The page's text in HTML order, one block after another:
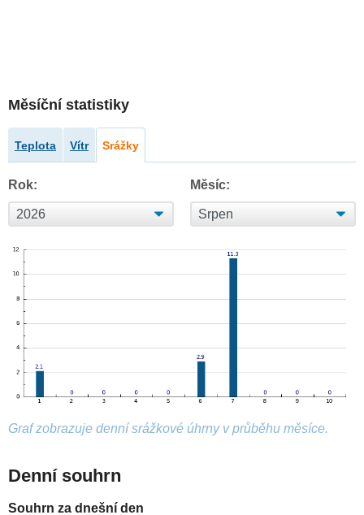
Měsíční statistiky
Teplota Vítr Srážky
Rok: Měsíc:
Graf zobrazuje denní srážkové úhrny v průběhu měsíce.
Denní souhrn
Souhrn za dnešní den